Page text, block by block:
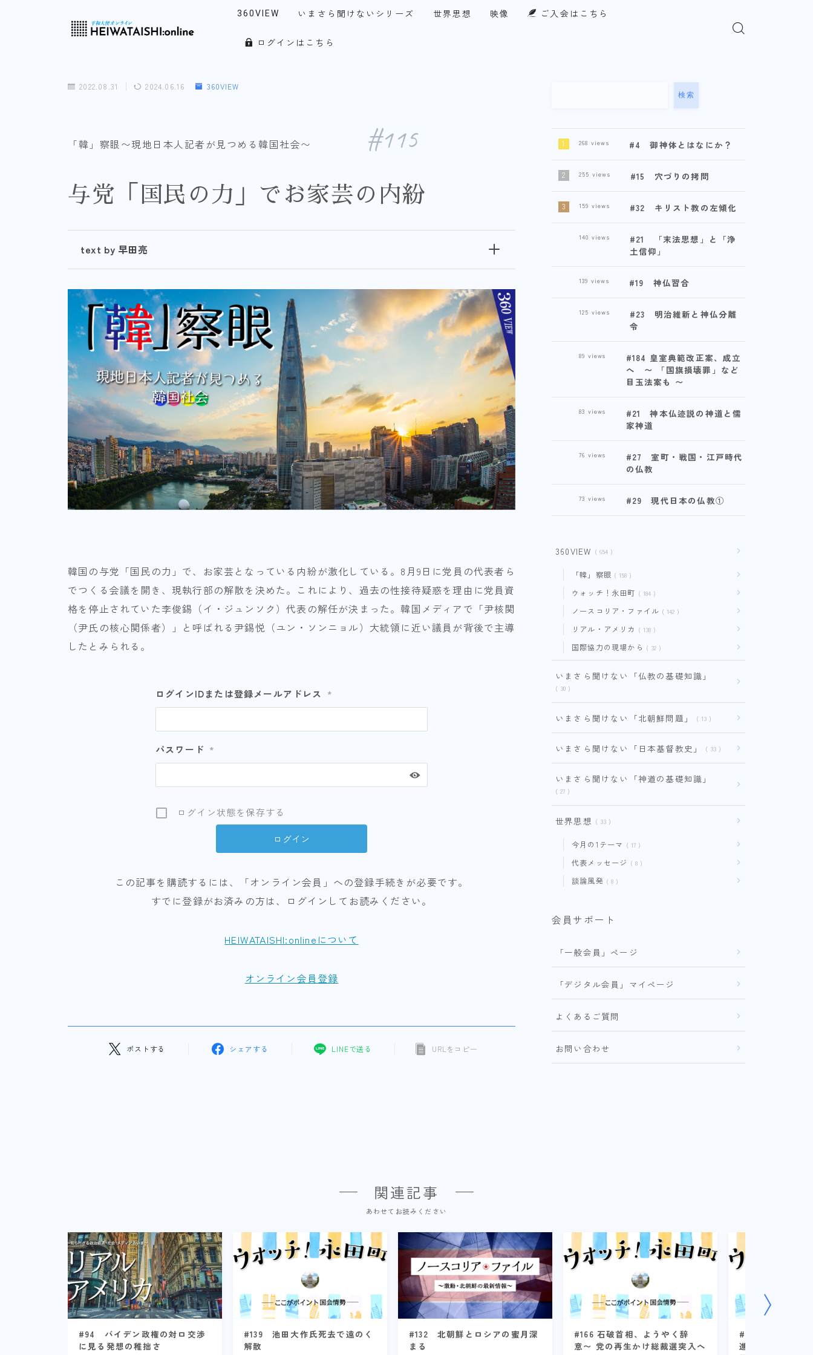
360VIEW
リアル・アメリカ
いまさら聞けないシリーズ 世界思想 映像 ご入会はこちら
ログインはこちら
2022.08.31 2024.06.16 360VIEW
「韓」察眼〜現地日本人記者が見つめる韓国社会〜 #115
与党「国民の力」でお家芸の内紛
text by 早田亮
韓国の与党「国民の力」で、お家芸となっている内紛が激化している。8月9日に党員の代表者ら
でつくる会議を開き、現執行部の解散を決めた。これにより、過去の性接待疑惑を理由に党員資
格を停止されていた李俊錫（イ・ジュンソク）代表の解任が決まった。韓国メディアで「尹核関
（尹氏の核心関係者）」と呼ばれる尹錫悦（ユン・ソンニョル）大統領に近い議員が背後で主導
したとみられる。
ログインIDまたは登録メールアドレス *
パスワード *
ログイン状態を保存する
この記事を購読するには、「オンライン会員」への登録手続きが必要です。
すでに登録がお済みの方は、ログインしてお読みください。
HEIWATAISHI:onlineについて
オンライン会員登録
ポストする シェアする LINEで送る URLをコピー
検索
#4 御神体とはなにか？
268 views
#15 穴づりの拷問
255 views
#32 キリスト教の左傾化
159 views
#21 「末法思想」と「浄
土信仰」
140 views
#19 神仏習合
139 views
#23 明治維新と神仏分離
令
125 views
#184 皇室典範改正案、成立
へ 〜 「国旗損壊罪」など
目玉法案も 〜
89 views
#21 神本仏迹説の神道と儒
家神道
83 views
#27 室町・戦国・江戸時代
の仏教
76 views
#29 現代日本の仏教①
73 views
360VIEW 654
「韓」察眼 158
ウォッチ！永田町 184
ノースコリア・ファイル 142
リアル・アメリカ 138
国際協力の現場から 32
いまさら聞けない「仏教の基礎知識」
30
いまさら聞けない「北朝鮮問題」 13
いまさら聞けない「日本基督教史」 33
いまさら聞けない「神道の基礎知識」
27
世界思想 33
今月の1テーマ 17
代表メッセージ 8
談論風発 8
会員サポート
「一般会員」ページ
「デジタル会員」マイページ
よくあるご質問
お問い合わせ
関連記事
あわせてお読みください
#94 バイデン政権の対ロ交渉
に見る発想の稚拙さ
#139 池田大作氏死去で遠のく
解散
#132 北朝鮮とロシアの蜜月深
まる
#166 石破首相、ようやく辞
意〜 党の再生かけ総裁選突入へ
#159 学術会議法
進 〜 自民の別姓